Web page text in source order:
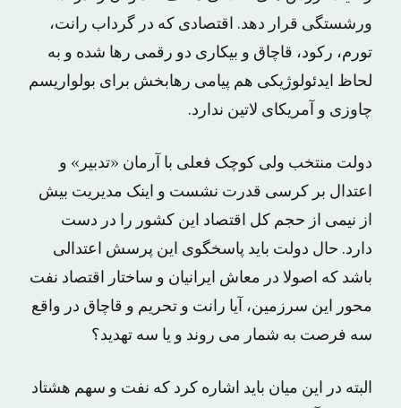
ورشستگی قرار دهد. اقتصادی که در گرداب رانت،
تورم، رکود، قاچاق و بیکاری دو رقمی رها شده و به
لحاظ ایدئولوژیکی هم پیامی رهابخش برای بولواریسم
چاوزی و آمریکای لاتین ندارد.
دولت منتخب ولی کوچک فعلی با آرمان «تدبیر» و
اعتدال بر کرسی قدرت نشست و اینک مدیریت بیش
از نیمی از حجم کل اقتصاد این کشور را در دست
دارد. حال دولت باید پاسخگوی این پرسش اعتدالی
باشد که اصولا در معاش ایرانیان و ساختار اقتصاد نفت
محور این سرزمین، آیا رانت و تحریم و قاچاق در واقع
سه فرصت به شمار می روند و یا سه تهدید؟
البته در این میان باید اشاره کرد که نفت و سهم هشتاد